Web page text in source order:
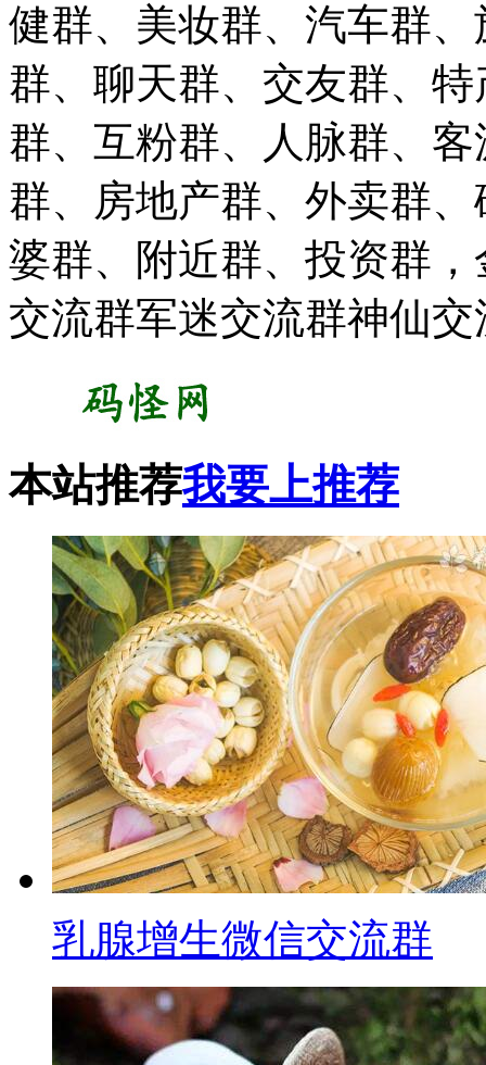
健群、美妆群、汽车群
群、聊天群、交友群、
群、互粉群、人脉群、
群、房地产群、外卖群
婆群、附近群、投资群
交流群军迷交流群神仙
本站推荐我要上推荐
乳腺增生微信交流群